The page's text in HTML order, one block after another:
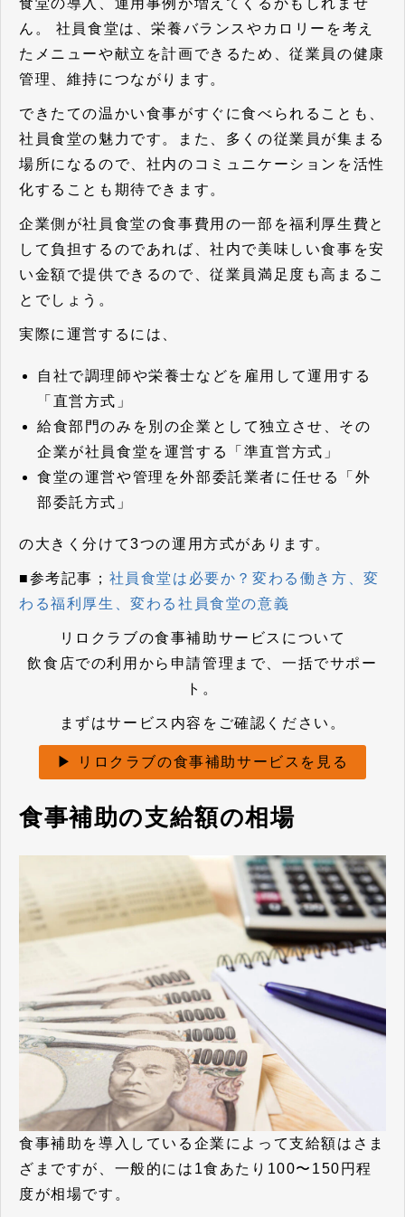
食堂の導入、運用事例が増えてくるかもしれませ
ん。 社員食堂は、栄養バランスやカロリーを考え
たメニューや献立を計画できるため、従業員の健康
管理、維持につながります。
できたての温かい食事がすぐに食べられることも、
社員食堂の魅力です。また、多くの従業員が集まる
場所になるので、社内のコミュニケーションを活性
化することも期待できます。
企業側が社員食堂の食事費用の一部を福利厚生費と
して負担するのであれば、社内で美味しい食事を安
い金額で提供できるので、従業員満足度も高まるこ
とでしょう。
実際に運営するには、
自社で調理師や栄養士などを雇用して運用する
「直営方式」
給食部門のみを別の企業として独立させ、その
企業が社員食堂を運営する「準直営方式」
食堂の運営や管理を外部委託業者に任せる「外
部委託方式」
の大きく分けて3つの運用方式があります。
■参考記事； 社員食堂は必要か？変わる働き方、変
わる福利厚生、変わる社員食堂の意義
リロクラブの食事補助サービスについて
飲食店での利用から申請管理まで、一括でサポー
ト。
まずはサービス内容をご確認ください。
▶ リロクラブの食事補助サービスを見る
食事補助の支給額の相場
食事補助を導入している企業によって支給額はさま
ざまですが、一般的には1食あたり100〜150円程
度が相場です。